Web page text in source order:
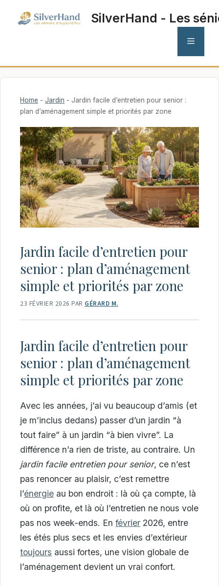
SilverHand - Les
MENU
Home - Jardin - Jardin facile d’entretien pour senior :
plan d’aménagement simple et priorités par zone
Jardin facile d’entretien pour
senior : plan d’aménagement
simple et priorités par zone
23 FÉVRIER 2026 PAR GÉRARD M.
Jardin facile d’entretien pour
senior : plan d’aménagement
simple et priorités par zone
Avec les années, j’ai vu beaucoup d’amis (et
je m’inclus dedans) passer d’un jardin “à
tout faire” à un jardin “à bien vivre”. La
différence n’a rien de triste, au contraire. Un
jardin facile entretien pour senior, ce n’est
pas renoncer au plaisir, c’est remettre
l’énergie au bon endroit : là où ça compte, là
où on profite, et là où l’entretien ne nous vole
pas nos week-ends. En février 2026, entre
les étés plus secs et les envies d’extérieur
toujours aussi fortes, une vision globale de
l’aménagement devient un vrai confort.